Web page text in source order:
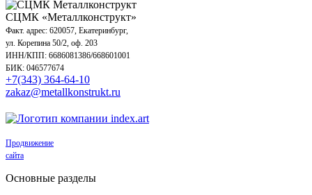
СЦМК «Металлконструкт»
Факт. адрес: 620057, Екатеринбург,
ул. Корепина 50/2, оф. 203
ИНН/КПП: 6686081386/668601001
БИК: 046577674
+7(343) 364-64-10
zakaz@metallkonstrukt.ru
Продвижение
сайта
Основные разделы